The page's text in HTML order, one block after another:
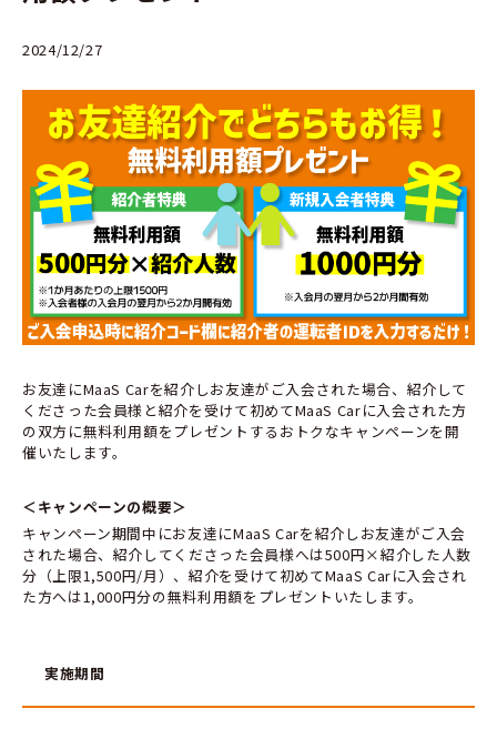
2024/12/27
お友達にMaaS Carを紹介しお友達がご入会された場合、紹介して
くださった会員様と紹介を受けて初めてMaaS Carに入会された方
の双方に無料利用額をプレゼントするおトクなキャンペーンを開
催いたします。
＜キャンペーンの概要＞
キャンペーン期間中にお友達にMaaS Carを紹介しお友達がご入会
された場合、紹介してくださった会員様へは500円×紹介した人数
分（上限1,500円/月）、紹介を受けて初めてMaaS Carに入会され
た方へは1,000円分の無料利用額をプレゼントいたします。
実施期間